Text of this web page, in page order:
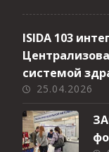
ISIDA 103
системой
25.04.2026